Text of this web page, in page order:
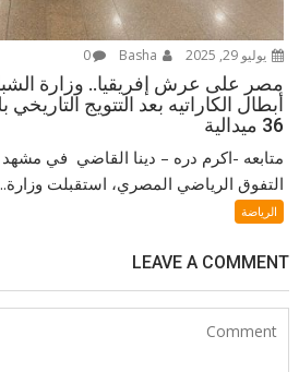
يوليو 29, 2025 0
مصر على عرش إفريقيا.. وزارة
أبطال الكاراتيه بعد التتويج
36 ميدالية
متابعه -اكرم دره – دينا القاضي في
التفوق الرياضي المصري، استقبلت
الرياضة
LEAVE A COMMENT